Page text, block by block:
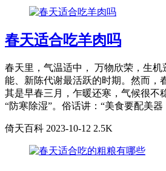
春天适合吃羊肉吗
春天里，气温适中， 万物欣荣，生
能、新陈代谢最活跃的时期。然而，
其是早春三月，乍暖还寒，气候很不
“防寒除湿”。俗话讲：“美食要配美器
倚天百科 2023-10-12 2.5K